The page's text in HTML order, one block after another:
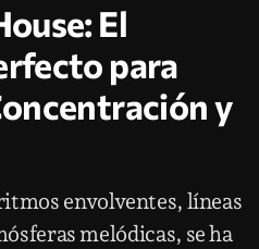
El
para
y
envolventes, líneas
melódicas, se ha